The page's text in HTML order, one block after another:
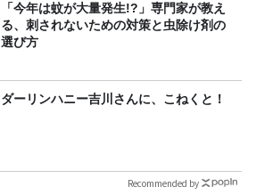
「今年は蚊が大量発生!?」専門家が教え
る、刺されないための対策と虫除け剤の
選び方
ダーリンハニー吉川さんに、こねくと！
Recommended by